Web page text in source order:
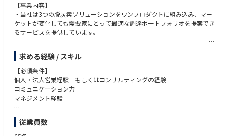
※初任地最大限希望考慮
■日立プラントサービスとは■
同社は日立製作所完全子会社であり、「産業プラント事業」「空調設備事
社会インフラ関連設備の企画・設計・施工・メンテナンス・リニューアル
まで一貫したサービスを提供し、
お客さまの課題解決を図っている企業です。
※参考：会社概要※
https://www.hitachi-hps.co.jp/business/index.html
【事業内容】
・当社は3つの脱炭素ソリューションをワンプロダクトに組み込み、マー
ケットが変化しても需要家にとって最適な調達ポートフォリオを提案でき
るサービスを提供しています。
・国内唯一の電力リバースオークションサービスや共同オークション提供
事業者として独自の展開をしており、かつ自治体に対してすべて無償提供
するビジネスモデルのため、採用が拡大していしてます。
リティの高い電力市場や各種制度の変化が激しい電力業界のなかで、常に
最新のマーケットにあわせた需要家へのサービスを提供することで勝ち続
求める経験 / スキル
【必須条件】
個人・法人営業経験 もしくはコンサルティングの経験
コミュニケーション力
マネジメント経験
【歓迎条件】
電力の小売りもしくは太陽光発電設備に携わった経験
従業員数